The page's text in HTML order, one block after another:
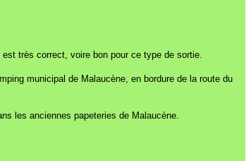
très correct, voire bon pour ce type de sortie.
municipal de Malaucène, en bordure de la route du
les anciennes papeteries de Malaucène.